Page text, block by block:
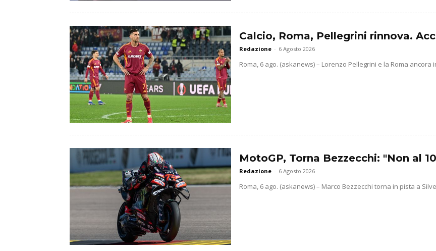
Calcio, Roma, Pellegrini rinnova.
Redazione - 6 Agosto 2026
Roma, 6 ago. (askanews) – Lorenzo Pellegrini e la Roma
MotoGP, Torna Bezzecchi: "Non al
Redazione - 6 Agosto 2026
Roma, 6 ago. (askanews) – Marco Bezzecchi torna in pista a